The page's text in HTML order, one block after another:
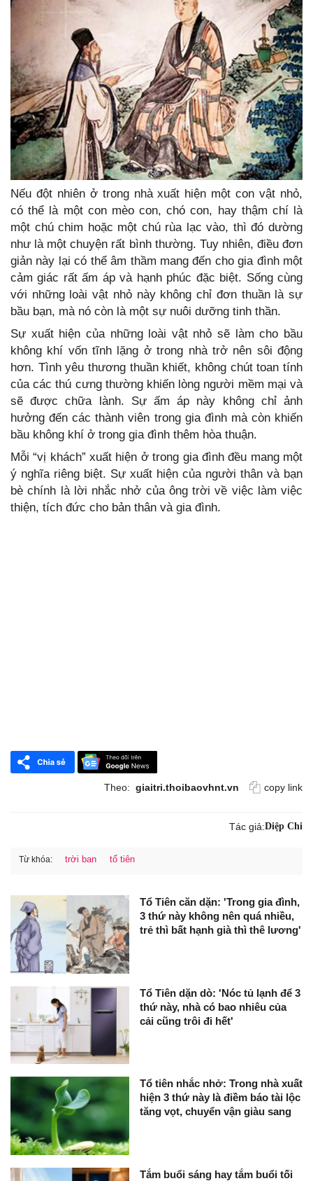
Nếu đột nhiên ở trong nhà xuất hiện một con vật nhỏ,
có thể là một con mèo con, chó con, hay thậm chí là
một chú chim hoặc một chú rùa lạc vào, thì đó dường
như là một chuyện rất bình thường. Tuy nhiên, điều đơn
giản này lại có thể âm thầm mang đến cho gia đình một
cảm giác rất ấm áp và hạnh phúc đặc biệt. Sống cùng
với những loài vật nhỏ này không chỉ đơn thuần là sự
bầu bạn, mà nó còn là một sự nuôi dưỡng tinh thần.
Sự xuất hiện của những loài vật nhỏ sẽ làm cho bầu
không khí vốn tĩnh lặng ở trong nhà trở nên sôi động
hơn. Tình yêu thương thuần khiết, không chút toan tính
của các thú cưng thường khiến lòng người mềm mại và
sẽ được chữa lành. Sự ấm áp này không chỉ ảnh
hưởng đến các thành viên trong gia đình mà còn khiến
bầu không khí ở trong gia đình thêm hòa thuận.
Mỗi “vị khách” xuất hiện ở trong gia đình đều mang một
ý nghĩa riêng biệt. Sự xuất hiện của người thân và bạn
bè chính là lời nhắc nhở của ông trời về việc làm việc
thiện, tích đức cho bản thân và gia đình.
Theo: giaitri.thoibaovhnt.vn copy link
Tác giả:Diệp Chi
Từ khóa: trời ban tổ tiên
Tổ Tiên căn dặn: 'Trong gia đình,
3 thứ này không nên quá nhiều,
trẻ thì bất hạnh già thì thê lương'
Tổ Tiên dặn dò: 'Nóc tủ lạnh để 3
thứ này, nhà có bao nhiêu của
cải cũng trôi đi hết'
Tổ tiên nhắc nhở: Trong nhà xuất
hiện 3 thứ này là điềm báo tài lộc
tăng vọt, chuyển vận giàu sang
Tắm buổi sáng hay tắm buổi tối